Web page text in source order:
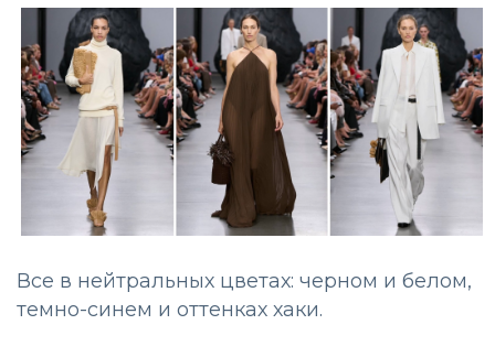
Все в нейтральных цветах: черном и белом,
темно-синем и оттенках хаки.